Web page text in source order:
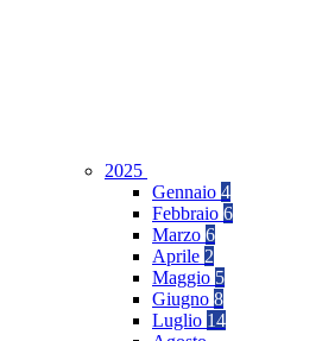
2025
Gennaio 4
Febbraio 6
Marzo 6
Aprile 2
Maggio 5
Giugno 8
Luglio 14